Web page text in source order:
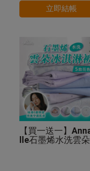
立即結帳
【買一送一】
lle石墨烯水洗雲